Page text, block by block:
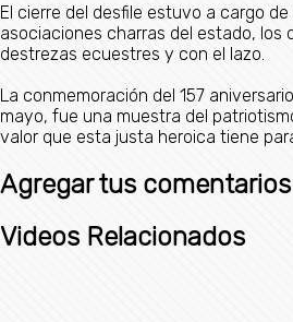
El cierre del desfile estuvo a cargo
asociaciones charras del estado, los
destrezas ecuestres y con el lazo.
La conmemoración del 157
mayo, fue una muestra del
valor que esta justa heroica tiene
Agregar tus comentarios
Videos Relacionados